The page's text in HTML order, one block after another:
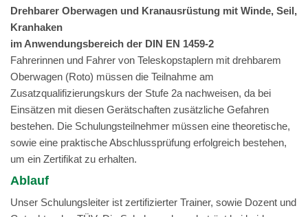
Drehbarer Oberwagen und Kranausrüstung mit Winde, Seil,
Kranhaken
im Anwendungsbereich der DIN EN 1459-2
Fahrerinnen und Fahrer von Teleskopstaplern mit drehbarem
Oberwagen (Roto) müssen die Teilnahme am
Zusatzqualifizierungskurs der Stufe 2a nachweisen, da bei
Einsätzen mit diesen Gerätschaften zusätzliche Gefahren
bestehen. Die Schulungsteilnehmer müssen eine theoretische,
sowie eine praktische Abschlussprüfung erfolgreich bestehen,
um ein Zertifikat zu erhalten.
Ablauf
Unser Schulungsleiter ist zertifizierter Trainer, sowie Dozent und